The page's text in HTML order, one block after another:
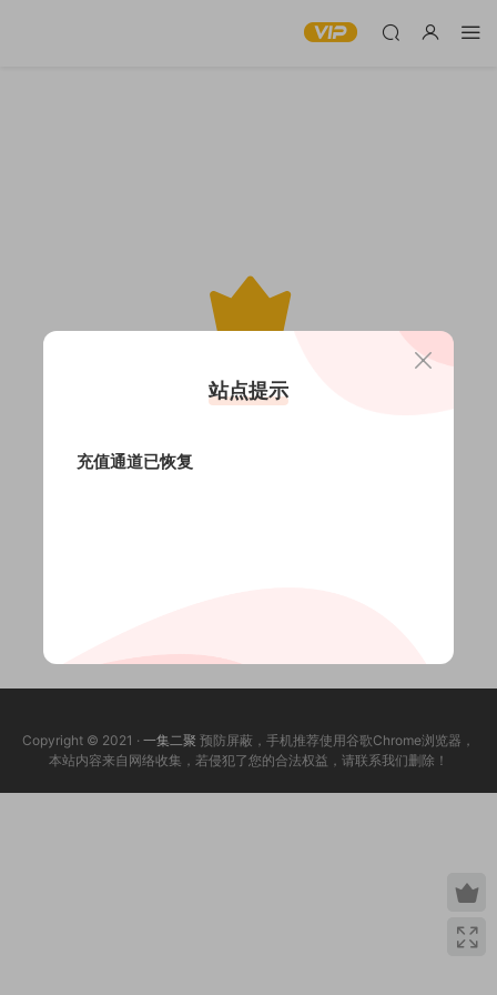
此内容仅限VIP查看
Copyright © 2021 · 一集二聚 预防屏蔽，手机推荐使用谷歌Chrome浏览器，
本站内容来自网络收集，若侵犯了您的合法权益，请联系我们删除！
站点提示
充值通道已恢复